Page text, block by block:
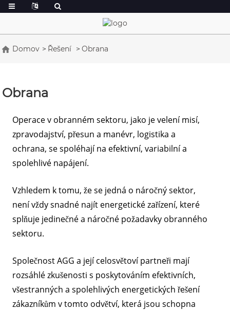
Domov Řešení Obrana
Obrana
Operace v obranném sektoru, jako je velení misí,
zpravodajství, přesun a manévr, logistika a
ochrana, se spoléhají na efektivní, variabilní a
spolehlivé napájení.
Vzhledem k tomu, že se jedná o náročný sektor,
není vždy snadné najít energetické zařízení, které
splňuje jedinečné a náročné požadavky obranného
sektoru.
Společnost AGG a její celosvětoví partneři mají
rozsáhlé zkušenosti s poskytováním efektivních,
všestranných a spolehlivých energetických řešení
zákazníkům v tomto odvětví, která jsou schopna